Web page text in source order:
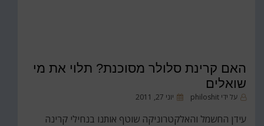
האם קרינת סלולר מסוכנת? תלוי את מי
שואלים‎
על ידי philoshit
פורסם
יוני 27, 2011
עידן החשמל והאלקטרוניקה שוטף אותנו בנחילי קרינה